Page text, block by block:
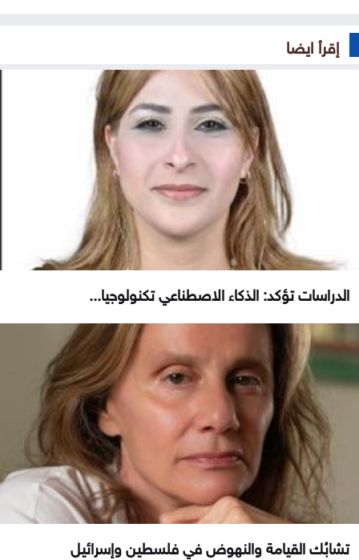
إقرأ ايضا
الدراسات تؤكد: الذكاء الاصطناعي تكنولوجيا...
تشابُك القيامة والنهوض في فلسطين وإسرائيل